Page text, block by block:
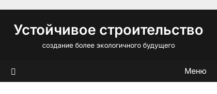
содержимому
Устойчивое строительство
создание более экологичного будущего
Меню